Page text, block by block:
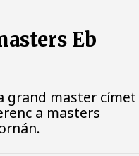
Eb
grand master
a masters